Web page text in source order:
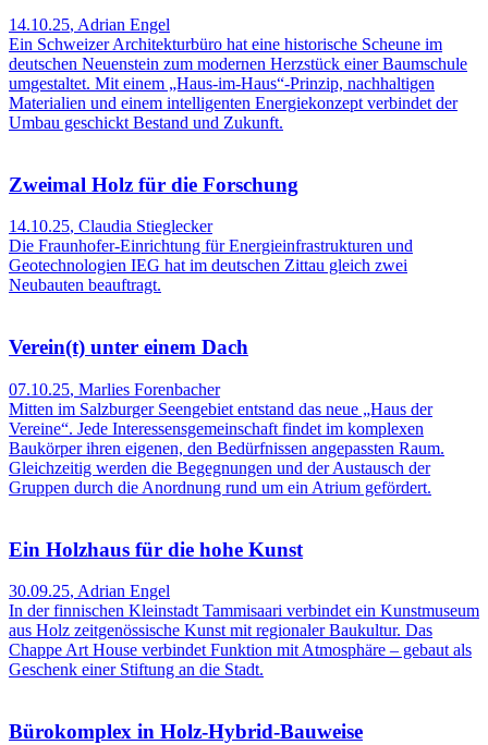
14.10.25, Adrian Engel
Ein Schweizer Architekturbüro hat eine historische Scheune im
deutschen Neuenstein zum modernen Herzstück einer Baumschule
umgestaltet. Mit einem „Haus-im-Haus“-Prinzip, nachhaltigen
Materialien und einem intelligenten Energiekonzept verbindet der
Umbau geschickt Bestand und Zukunft.
Zweimal Holz für die Forschung
14.10.25, Claudia Stieglecker
Die Fraunhofer-Einrichtung für Energieinfrastrukturen und
Geotechnologien IEG hat im deutschen Zittau gleich zwei
Neubauten beauftragt.
Verein(t) unter einem Dach
07.10.25, Marlies Forenbacher
Mitten im Salzburger Seengebiet entstand das neue „Haus der
Vereine“. Jede Inter­essens­gemeinschaft findet im komplexen
Baukör­per ihren eigenen, den Bedürfnissen angepassten Raum.
Gleichzeitig werden die Begegnungen und der Austausch der
Gruppen durch die Anordnung rund um ein Atrium gefördert.
Ein Holzhaus für die hohe Kunst
30.09.25, Adrian Engel
In der finnischen Kleinstadt Tammisaari verbindet ein Kunstmuseum
aus Holz zeitgenössische Kunst mit regionaler Baukultur. Das
Chappe Art House verbindet Funktion mit Atmosphäre – gebaut als
Geschenk einer Stiftung an die Stadt.
Bürokomplex in Holz-Hybrid-Bauweise